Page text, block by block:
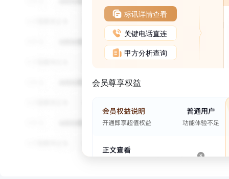
标讯详情查看
关键电话直连
甲方分析查询
会员尊享权益